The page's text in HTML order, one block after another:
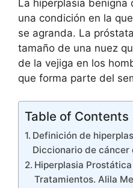
La hiperplasia benigna
una condición en la
se agranda. La
tamaño de una nuez
de la vejiga en los
que forma parte del
Table of Contents
Definición de
Diccionario de cáncer
Hiperplasia Prostática
Tratamientos. Alila